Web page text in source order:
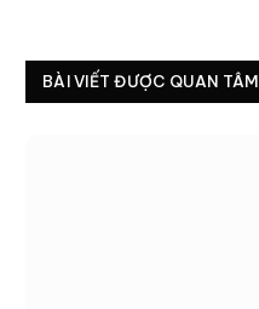
BÀI VIẾT ĐƯỢC QUAN TÂM